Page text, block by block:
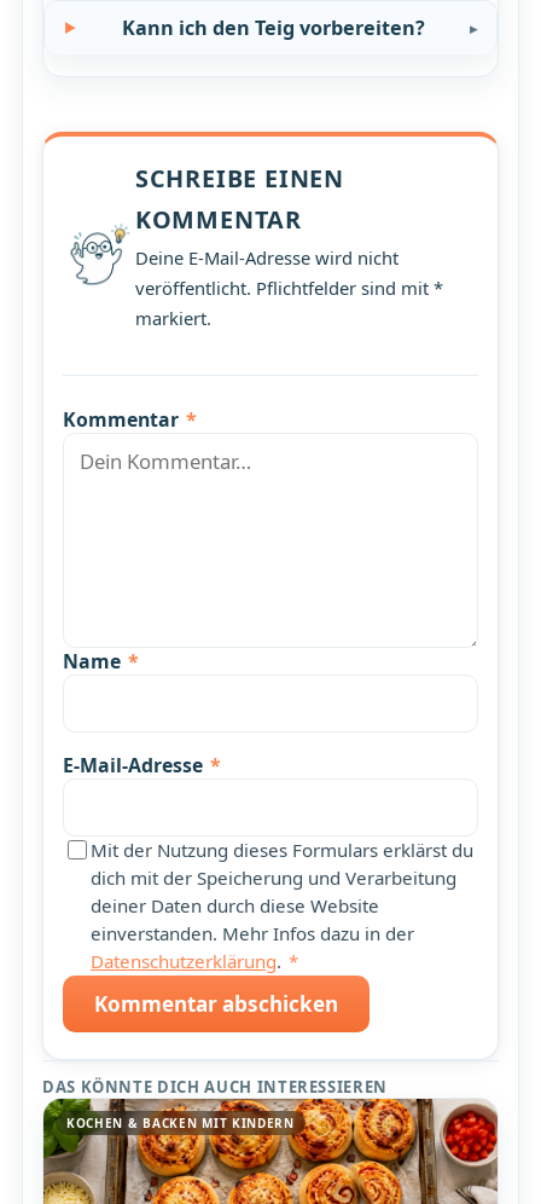
Kann ich den Teig vorbereiten?
SCHREIBE EINEN
KOMMENTAR
Deine E-Mail-Adresse wird nicht
veröffentlicht. Pflichtfelder sind mit *
markiert.
Kommentar *
Name *
E-Mail-Adresse *
Mit der Nutzung dieses Formulars erklärst du
dich mit der Speicherung und Verarbeitung
deiner Daten durch diese Website
einverstanden. Mehr Infos dazu in der
Datenschutzerklärung. *
Kommentar abschicken
DAS KÖNNTE DICH AUCH INTERESSIEREN
KOCHEN & BACKEN MIT KINDERN